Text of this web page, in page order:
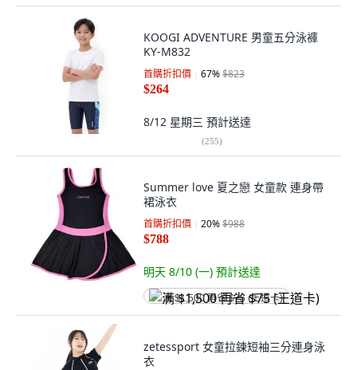
KOOGI ADVENTURE 男童五分泳褲
KY-M832
首購折扣價 67%$823
$264
8/12 星期三 預計送達
(255)
Summer love 夏之戀 女童款 連身帶
裙泳衣
首購折扣價 20%$988
$788
明天 8/10 (一) 預計送達
满 $1,500 再省 $75 (王道卡)
zetessport 女童拉鍊短袖三分連身泳
衣